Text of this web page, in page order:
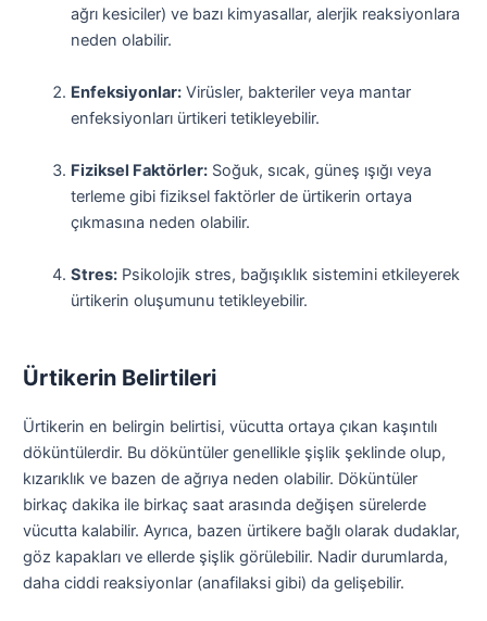
ağrı kesiciler) ve bazı kimyasallar, alerjik reaksiyonlara
neden olabilir.
Enfeksiyonlar:Virüsler, bakteriler veya mantar
enfeksiyonları ürtikeri tetikleyebilir.
Fiziksel Faktörler:Soğuk, sıcak, güneş ışığı veya
terleme gibi fiziksel faktörler de ürtikerin ortaya
çıkmasına neden olabilir.
Stres:Psikolojik stres, bağışıklık sistemini etkileyerek
ürtikerin oluşumunu tetikleyebilir.
Ürtikerin Belirtileri
Ürtikerin en belirgin belirtisi, vücutta ortaya çıkan kaşıntılı
döküntülerdir. Bu döküntüler genellikle şişlik şeklinde olup,
kızarıklık ve bazen de ağrıya neden olabilir. Döküntüler
birkaç dakika ile birkaç saat arasında değişen sürelerde
vücutta kalabilir. Ayrıca, bazen ürtikere bağlı olarak dudaklar,
göz kapakları ve ellerde şişlik görülebilir. Nadir durumlarda,
daha ciddi reaksiyonlar (anafilaksi gibi) da gelişebilir.